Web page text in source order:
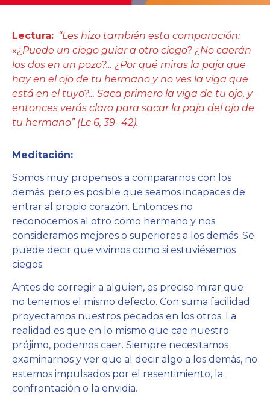
Lectura: “Les hizo también esta comparación:
«¿Puede un ciego guiar a otro ciego? ¿No caerán
los dos en un pozo?… ¿Por qué miras la paja que
hay en el ojo de tu hermano y no ves la viga que
está en el tuyo?… Saca primero la viga de tu ojo, y
entonces verás claro para sacar la paja del ojo de
tu hermano” (Lc 6, 39- 42).
Meditación:
Somos muy propensos a compararnos con los
demás; pero es posible que seamos incapaces de
entrar al propio corazón. Entonces no
reconocemos al otro como hermano y nos
consideramos mejores o superiores a los demás. Se
puede decir que vivimos como si estuviésemos
ciegos.
Antes de corregir a alguien, es preciso mirar que
no tenemos el mismo defecto. Con suma facilidad
proyectamos nuestros pecados en los otros. La
realidad es que en lo mismo que cae nuestro
prójimo, podemos caer. Siempre necesitamos
examinarnos y ver que al decir algo a los demás, no
estemos impulsados por el resentimiento, la
confrontación o la envidia.